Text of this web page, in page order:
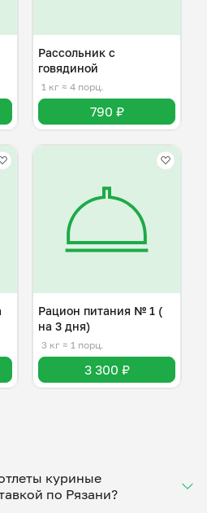
Рассольник с
говядиной
1 кг ≈ 4 порц.
790 ₽
Рацион питания № 1 (
на 3 дня)
3 кг ≈ 1 порц.
3 300 ₽
куриные
по Рязани?